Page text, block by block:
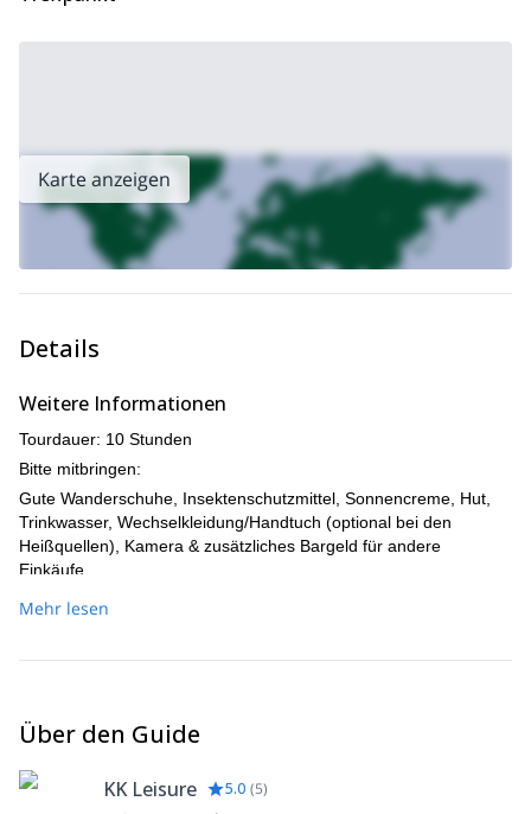
Tages sicherlich bereichert und entspannt fühlen. Schließlich
besonders viel Spaß, also bringen Sie unbedingt Ihre ganze
Familie mit!
Worauf warten Sie noch? Buchen Sie jetzt, um diese
unglaubliche Naturentdeckungsreise zum Kinabalu-
Nationalpark und den Poring-Heißquellen in Borneo zu
unternehmen.
Karte anzeigen
Details
Weitere Informationen
Tourdauer: 10 Stunden
Bitte mitbringen:
Gute Wanderschuhe, Insektenschutzmittel, Sonnencreme, Hut,
Trinkwasser, Wechselkleidung/Handtuch (optional bei den
Heißquellen), Kamera & zusätzliches Bargeld für andere
Einkäufe.
Mehr lesen
Über den Guide
KK Leisure 5.0 (5)